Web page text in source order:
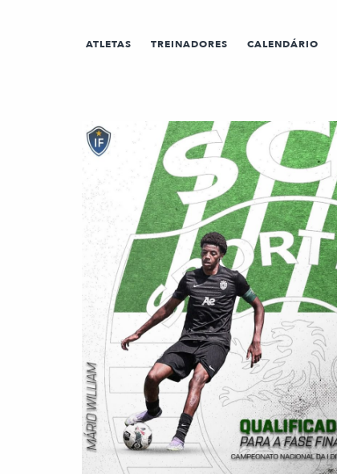
ATLETAS TREINADORES CALENDÁRIO